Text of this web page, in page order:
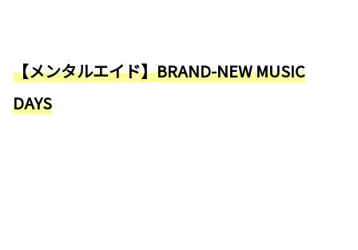
【メンタルエイド】BRAND-NEW MUSIC
DAYS